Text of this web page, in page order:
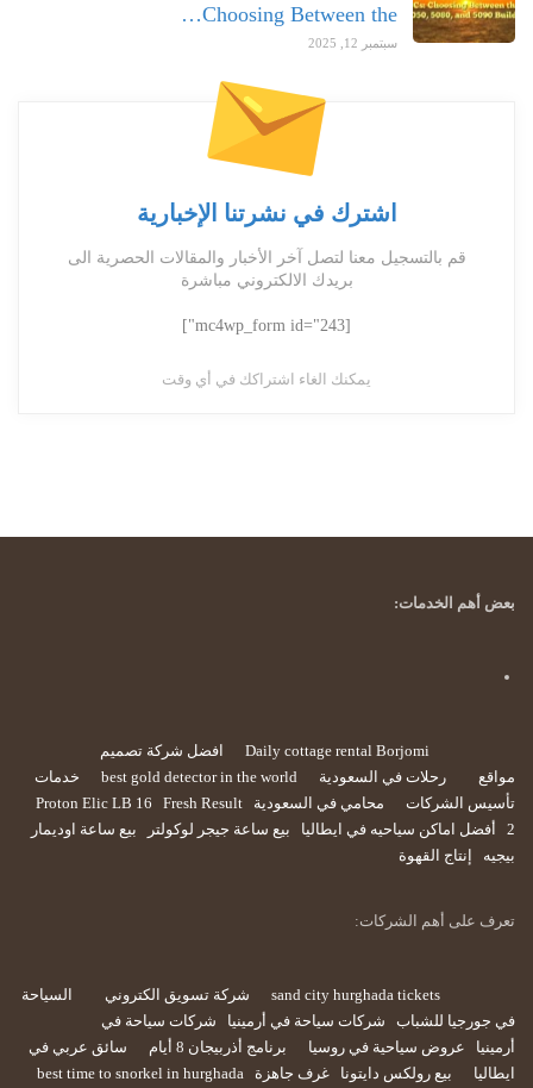
Choosing Between the…
سبتمبر 12, 2025
اشترك في نشرتنا الإخبارية
قم بالتسجيل معنا لتصل آخر الأخبار والمقالات الحصرية الى
بريدك الالكتروني مباشرة
[mc4wp_form id="243"]
يمكنك الغاء اشتراكك في أي وقت
بعض أهم الخدمات:
Daily cottage rental Borjomi
افضل شركة تصميم
مواقع
رحلات في السعودية best gold detector in the world
خدمات
تأسيس الشركات
محامي في السعودية Proton Elic LB 16
Fresh Result
2
أفضل اماكن سياحيه في ايطاليا بيع ساعة جيجر لوكولتر
بيع ساعة اوديمار
بيجيه
إنتاج القهوة
تعرف على أهم الشركات:
sand city hurghada tickets شركة تسويق الكتروني
السياحة
في جورجيا للشباب
شركات سياحة في أرمينيا
شركات سياحة في
أرمينيا
عروض سياحية في روسيا برنامج أذربيجان 8 أيام
سائق عربي في
ايطاليا
بيع رولكس دايتونا غرف جاهزة best time to snorkel in hurghada